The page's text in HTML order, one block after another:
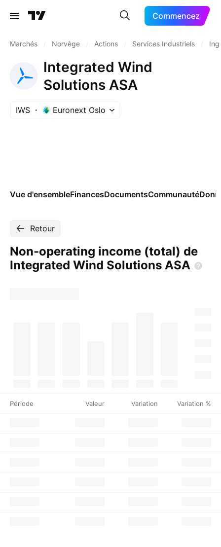
Commencez
Marchés Norvège Actions Services Industriels
Integrated Wind
Solutions ASA
IWS Euronext Oslo
Vue d'ensembleFinancesDocumentsCommunauté
Retour
Non-operating income (total) de
Integrated Wind Solutions ASA
Période Valeur Variation Variation %